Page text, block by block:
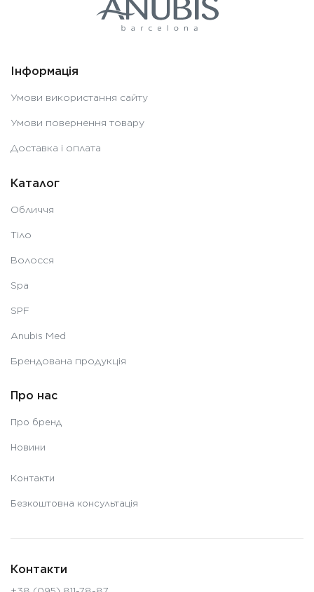
Інформація
Умови використання сайту
Умови повернення товару
Доставка і оплата
Каталог
Обличчя
Тіло
Волосся
Spa
SPF
Anubis Med
Брендована продукція
Про нас
Про бренд
Новини
Контакти
Безкоштовна консультація
Контакти